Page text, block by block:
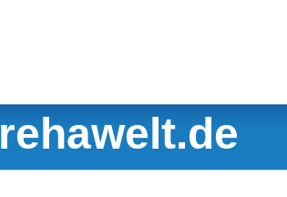
rehawelt.de